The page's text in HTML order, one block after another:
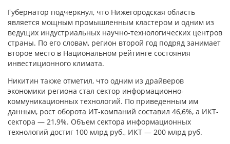
Губернатор подчеркнул, что Нижегородская область
является мощным промышленным кластером и одним из
ведущих индустриальных научно-технологических центров
страны. По его словам, регион второй год подряд занимает
второе место в Национальном рейтинге состояния
инвестиционного климата.
Никитин также отметил, что одним из драйверов
экономики региона стал сектор информационно-
коммуникационных технологий. По приведенным им
данным, рост оборота ИТ-компаний составил 46,6%, а ИКТ-
сектора — 21,9%. Объем сектора информационных
технологий достиг 100 млрд руб., ИКТ — 200 млрд руб.